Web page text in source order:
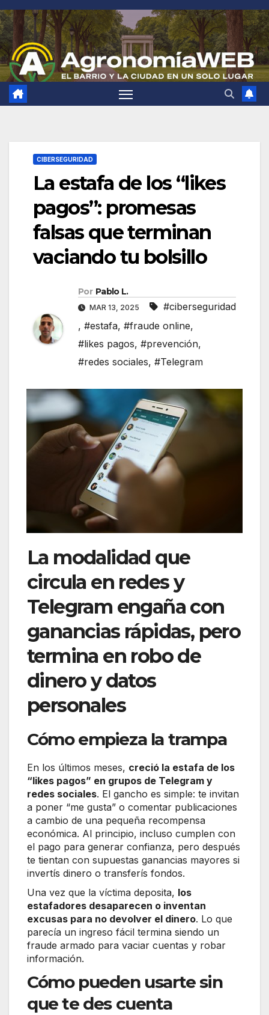
Saltar
al
contenido
CIBERSEGURIDAD
La estafa de los “likes
pagos”: promesas
falsas que terminan
vaciando tu bolsillo
Por Pablo L.
MAR 13, 2025
#ciberseguridad
, #estafa, #fraude online,
#likes pagos, #prevención,
#redes sociales, #Telegram
La modalidad que
circula en redes y
Telegram engaña con
ganancias rápidas, pero
termina en robo de
dinero y datos
personales
Cómo empieza la trampa
En los últimos meses, creció la estafa de los
“likes pagos” en grupos de Telegram y
redes sociales. El gancho es simple: te invitan
a poner “me gusta” o comentar publicaciones
a cambio de una pequeña recompensa
económica. Al principio, incluso cumplen con
el pago para generar confianza, pero después
te tientan con supuestas ganancias mayores si
invertís dinero o transferís fondos.
Una vez que la víctima deposita, los
estafadores desaparecen o inventan
excusas para no devolver el dinero. Lo que
parecía un ingreso fácil termina siendo un
fraude armado para vaciar cuentas y robar
información.
Cómo pueden usarte sin
que te des cuenta